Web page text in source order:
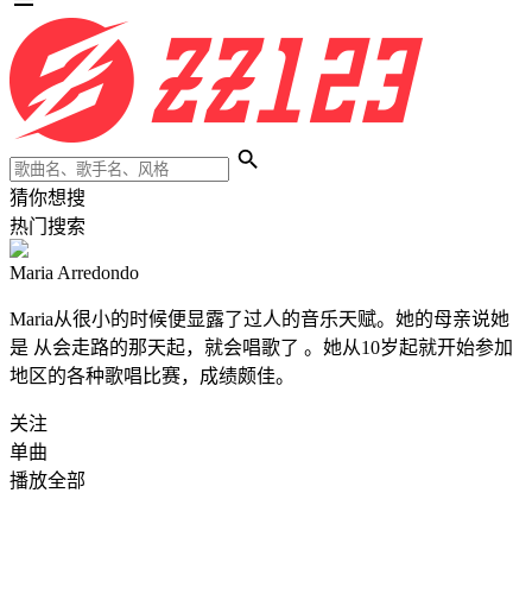
猜你想搜
热门搜索
Maria Arredondo
Maria从很小的时候便显露了过人的音乐天赋。她的母亲说她
是 从会走路的那天起，就会唱歌了 。她从10岁起就开始参加
地区的各种歌唱比赛，成绩颇佳。
关注
单曲
播放全部